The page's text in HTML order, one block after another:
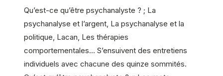
Qu’est-ce qu’être psychanalyste ? ; La
psychanalyse et l’argent, La psychanalyse et la
politique, Lacan, Les thérapies
comportementales… S’ensuivent des entretiens
individuels avec chacune des quinze sommités.